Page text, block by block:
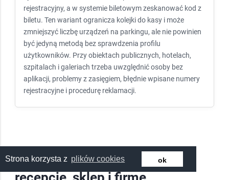
Strona korzysta z plików cookies ok
rejestracyjny, a w systemie biletowym zeskanować kod z
biletu. Ten wariant ogranicza kolejki do kasy i może
zmniejszyć liczbę urządzeń na parkingu, ale nie powinien
być jedyną metodą bez sprawdzenia profilu
użytkowników. Przy obiektach publicznych, hotelach,
szpitalach i galeriach trzeba uwzględnić osoby bez
aplikacji, problemy z zasięgiem, błędnie wpisane numery
rejestracyjne i procedurę reklamacji.
Zatwierdzanie postoju przez